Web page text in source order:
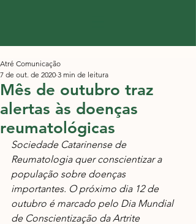
Mês de outubro traz
alertas às doenças
reumatológicas
Atré Comunicação
7 de out. de 2020 3 min de leitura
Sociedade Catarinense de
Reumatologia quer conscientizar a
população sobre doenças
importantes. O próximo dia 12 de
outubro é marcado pelo Dia Mundial
de Conscientização da Artrite